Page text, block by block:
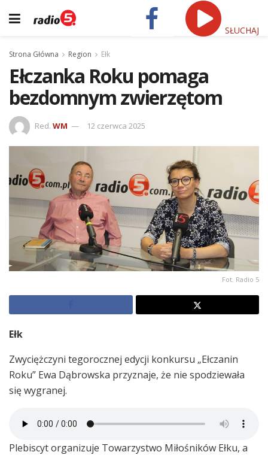
SŁUCHAJ
Strona Główna Region Ełk
Ełczanka Roku pomaga
bezdomnym zwierzętom
Red. WM 12 czerwca 2025
Fot. Radio 5
Ełk
Zwyciężczyni tegorocznej edycji konkursu „Ełczanin
Roku” Ewa Dąbrowska przyznaje, że nie spodziewała
się wygranej.
Plebiscyt organizuje Towarzystwo Miłośników Ełku, a